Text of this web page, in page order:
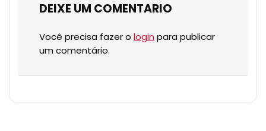
DEIXE UM COMENTARIO
Você precisa fazer o login para publicar
um comentário.